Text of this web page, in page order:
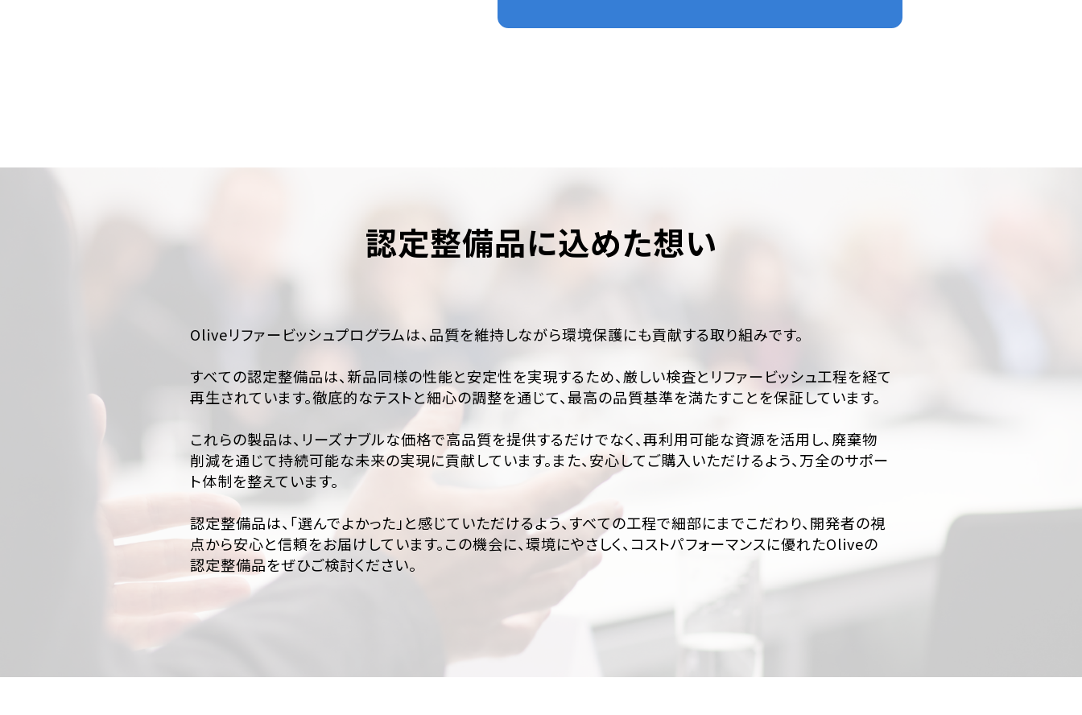
認定整備品に込めた想い
Oliveリファービッシュプログラムは、品質を維持しながら環境保護にも貢献する取り組みです。
すべての認定整備品は、新品同様の性能と安定性を実現するため、厳しい検査とリファービッシュ工程を経て
再生されています。徹底的なテストと細心の調整を通じて、最高の品質基準を満たすことを保証しています。
これらの製品は、リーズナブルな価格で高品質を提供するだけでなく、再利用可能な資源を活用し、廃棄物
削減を通じて持続可能な未来の実現に貢献しています。また、安心してご購入いただけるよう、万全のサポー
ト体制を整えています。
認定整備品は、「選んでよかった」と感じていただけるよう、すべての工程で細部にまでこだわり、開発者の視
点から安心と信頼をお届けしています。この機会に、環境にやさしく、コストパフォーマンスに優れたOliveの
認定整備品をぜひご検討ください。